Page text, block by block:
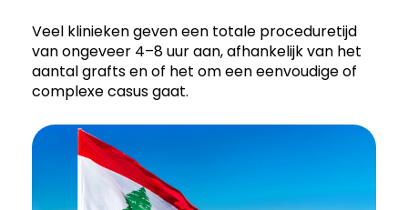
Veel klinieken geven een totale proceduretijd
van ongeveer 4–8 uur aan, afhankelijk van het
aantal grafts en of het om een eenvoudige of
complexe casus gaat.